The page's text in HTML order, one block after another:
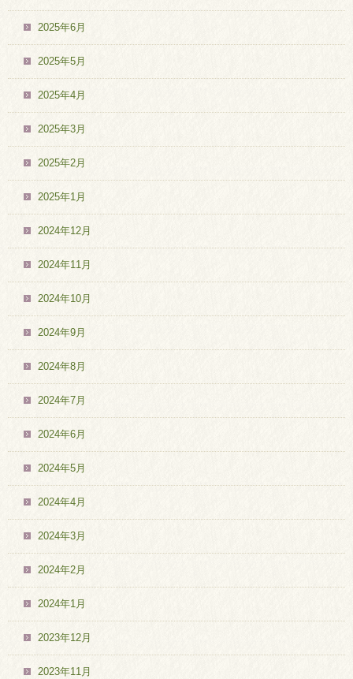
2025年6月
2025年5月
2025年4月
2025年3月
2025年2月
2025年1月
2024年12月
2024年11月
2024年10月
2024年9月
2024年8月
2024年7月
2024年6月
2024年5月
2024年4月
2024年3月
2024年2月
2024年1月
2023年12月
2023年11月